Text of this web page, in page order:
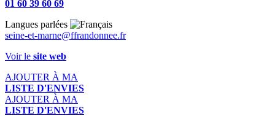
01 60 39 60 69
Langues parlées
seine-et-marne@ffrandonnee.fr
Voir le site web
AJOUTER À MA
LISTE D'ENVIES
AJOUTER À MA
LISTE D'ENVIES